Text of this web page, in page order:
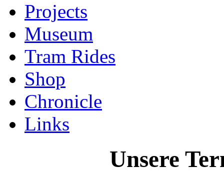
Projects
Museum
Tram Rides
Shop
Chronicle
Links
Unsere